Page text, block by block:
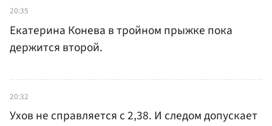
20:35
Екатерина Конева в тройном прыжке пока
держится второй.
20:32
Ухов не справляется с 2,38. И следом допускает